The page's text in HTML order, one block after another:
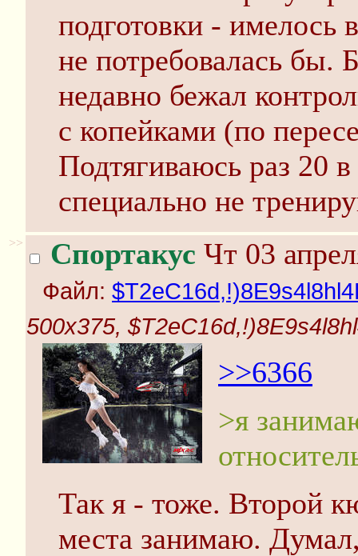
подготовки - имелось
не потребовалась бы.
недавно бежал
с копейками (по
Подтягиваюсь раз 20
специально не
>> Спортакус Чт 03
Файл:
500x375,
>>6366
>я
Так я - тоже. Второй
места занимаю.